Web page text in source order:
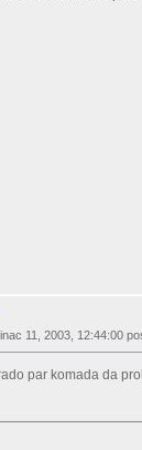
11, 2003, 12:44:00
par komada da